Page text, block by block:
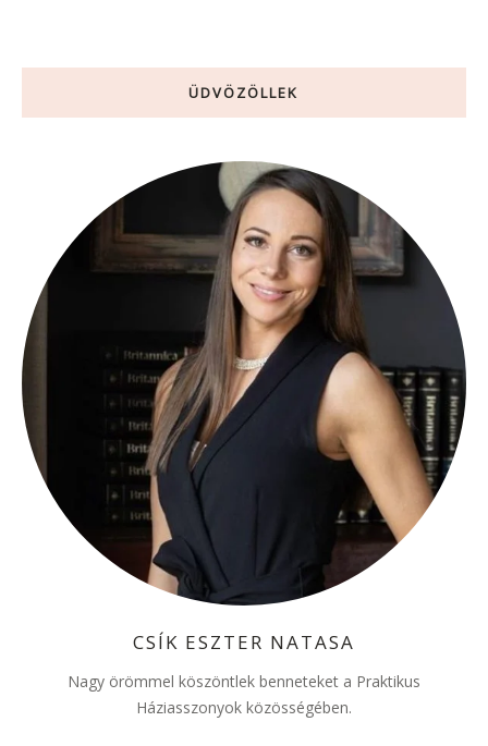
ÜDVÖZÖLLEK
CSÍK ESZTER NATASA
Nagy örömmel köszöntlek benneteket a Praktikus
Háziasszonyok közösségében.